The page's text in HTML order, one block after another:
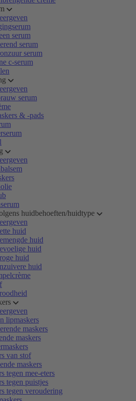
serum
serum
serum
c-serum
serum
& -pads
huidbehoeften/huidtype
huid
huid
huid
huid
huid
lipmaskers
maskers
maskers
van stof
maskers
tegen mee-eters
tegen puistjes
tegen veroudering